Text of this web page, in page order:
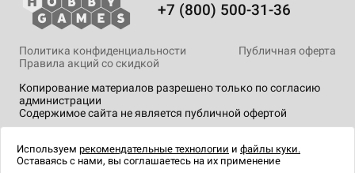
+7 (800) 500-31-36
Копирование материалов разрешено только по согласию
администрации
Содержимое сайта не является публичной офертой
Политика конфиденциальности
Публичная оферта
Правила акций со скидкой
технологии.
Используем рекомендательные технологии и файлы куки.
Оставаясь с нами, вы соглашаетесь на их применение